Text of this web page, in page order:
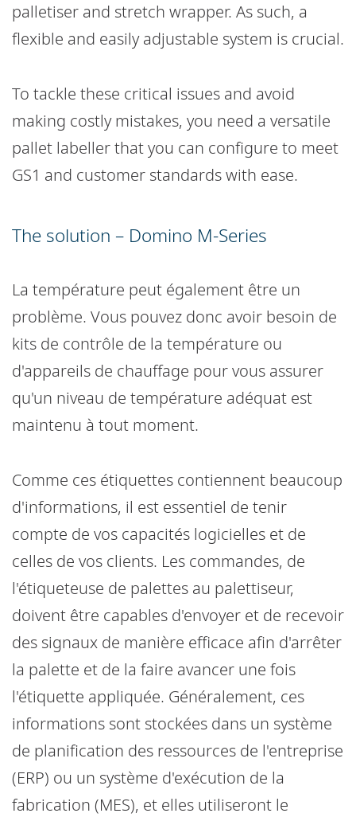
palletiser and stretch wrapper. As such, a
flexible and easily adjustable system is crucial.
To tackle these critical issues and avoid
making costly mistakes, you need a versatile
pallet labeller that you can configure to meet
GS1 and customer standards with ease.
The solution – Domino M-Series
La température peut également être un
problème. Vous pouvez donc avoir besoin de
kits de contrôle de la température ou
d'appareils de chauffage pour vous assurer
qu'un niveau de température adéquat est
maintenu à tout moment.
Comme ces étiquettes contiennent beaucoup
d'informations, il est essentiel de tenir
compte de vos capacités logicielles et de
celles de vos clients. Les commandes, de
l'étiqueteuse de palettes au palettiseur,
doivent être capables d'envoyer et de recevoir
des signaux de manière efficace afin d'arrêter
la palette et de la faire avancer une fois
l'étiquette appliquée. Généralement, ces
informations sont stockées dans un système
de planification des ressources de l'entreprise
(ERP) ou un système d'exécution de la
fabrication (MES), et elles utiliseront le